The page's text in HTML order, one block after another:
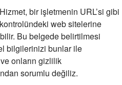
Hizmet, bir işletmenin URL’si gibi
web sitelerine
Bu belgede belirtilmesi
bilgilerinizi bunlar ile
onların gizlilik
sorumlu değiliz.